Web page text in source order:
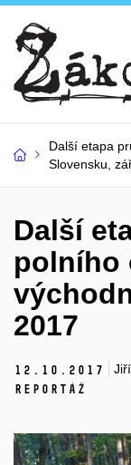
Další etapa
Slovensku,
Další
polního
2017
12. 10. 2017
Reportáž